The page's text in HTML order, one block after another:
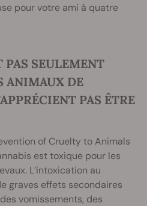
pour votre ami à quatre
PAS SEULEMENT
ANIMAUX DE
PAS ÊTRE
of Cruelty to Animals
est toxique pour les
L’intoxication au
graves effets secondaires
vomissements, des